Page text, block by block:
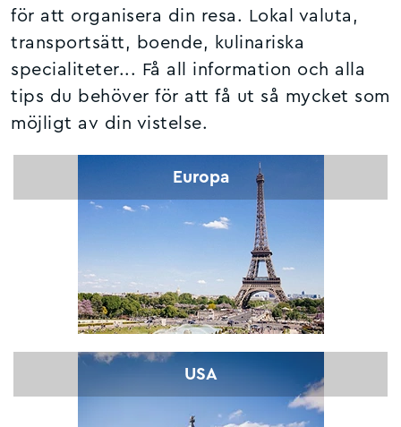
för att organisera din resa. Lokal valuta,
transportsätt, boende, kulinariska
specialiteter... Få all information och alla
tips du behöver för att få ut så mycket som
möjligt av din vistelse.
Europa
USA